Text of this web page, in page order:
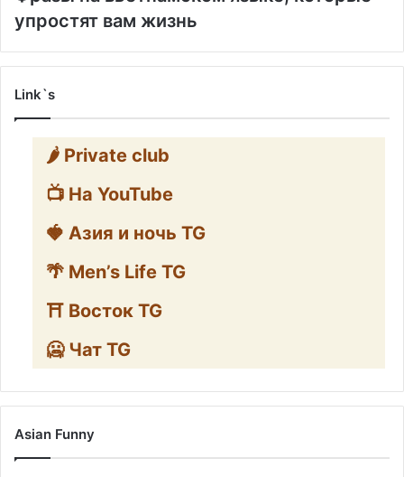
упростят вам жизнь
Link`s
🌶️ Private club
📺 На YouTube
🍓 Азия и ночь TG
🌴 Men’s Life TG
⛩️ Восток TG
🥶 Чат TG
Asian Funny